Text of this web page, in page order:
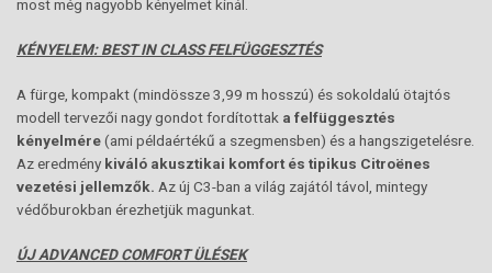
most még nagyobb kényelmet kínál.
KÉNYELEM: BEST IN CLASS FELFÜGGESZTÉS
A fürge, kompakt (mindössze 3,99 m hosszú) és sokoldalú ötajtós
modell tervezői nagy gondot fordítottak a felfüggesztés
kényelmére(ami példaértékű a szegmensben) és a hangszigetelésre.
Az eredmény kiváló akusztikai komfort és tipikus Citroënes
vezetési jellemzők. Az új C3-ban a világ zajától távol, mintegy
védőburokban érezhetjük magunkat.
ÚJ ADVANCED COMFORT ÜLÉSEK